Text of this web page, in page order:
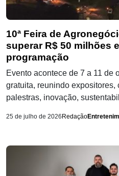
10ª Feira de
superar R$ 50 milhões
programação
Evento acontece de 7 a 11 de
gratuita, reunindo expositores,
palestras, inovação,
25 de julho de 2026 Redação